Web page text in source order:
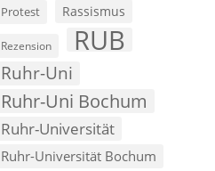
Protest Rassismus
Rezension RUB
Ruhr-Uni
Ruhr-Uni Bochum
Ruhr-Universität
Ruhr-Universität Bochum